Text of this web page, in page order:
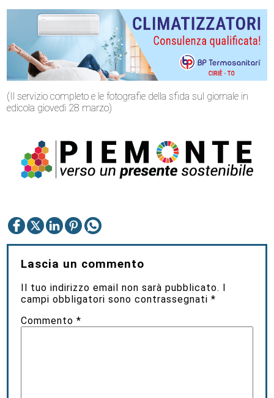
(Il servizio completo e le fotografie della sfida sul giornale in
edicola giovedì 28 marzo)
Lascia un commento
Il tuo indirizzo email non sarà pubblicato.
campi obbligatori sono contrassegnati*
Commento*